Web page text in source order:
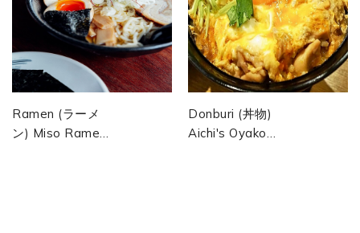
Ramen (ラーメ
ン) Miso Ramen
Donburi (丼物)
Aichi's Oyako